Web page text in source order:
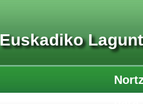
Euskadiko